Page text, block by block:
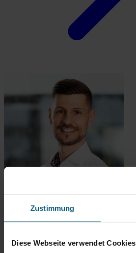
Zustimmung
Diese Webseite verwendet Cookies